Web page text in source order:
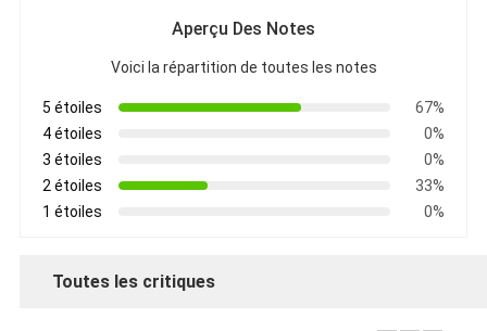
Aperçu Des Notes
Voici la répartition de toutes les notes
5 étoiles
67%
4 étoiles
0%
3 étoiles
0%
2 étoiles
33%
1 étoiles
0%
Toutes les critiques